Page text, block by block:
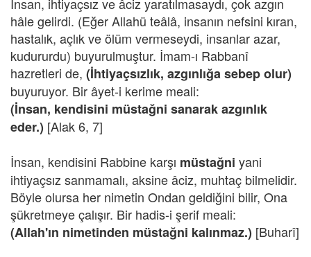
hâle gelirdi. (Eğer Allahü teâlâ, insanın nefsini kıran,
hastalık, açlık ve ölüm vermeseydi, insanlar azar,
kudururdu) buyurulmuştur. İmam-ı Rabbanî
hazretleri de, (İhtiyaçsızlık, azgınlığa sebep olur)
buyuruyor. Bir âyet-i kerime meali:
(İnsan, kendisini müstağni sanarak azgınlık
eder.) [Alak 6, 7]
İnsan, kendisini Rabbine karşı müstağni yani
ihtiyaçsız sanmamalı, aksine âciz, muhtaç bilmelidir.
Böyle olursa her nimetin Ondan geldiğini bilir, Ona
şükretmeye çalışır. Bir hadis-i şerif meali:
(Allah'ın nimetinden müstağni kalınmaz.) [Buharî]